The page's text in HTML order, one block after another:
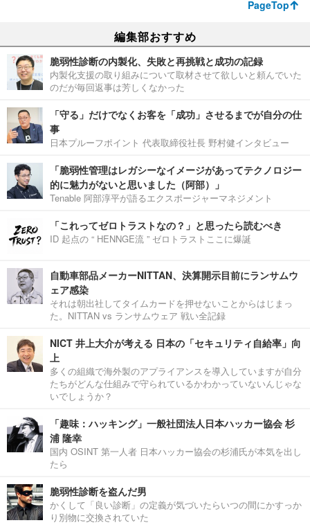
PageTop
編集部おすすめ
脆弱性診断の内製化、失敗と再挑戦と成功の記録
内製化支援の取り組みについて取材させて欲しいと頼んでいた
のだが毎回返事は芳しくなかった
「守る」だけでなくお客を「成功」させるまでが自分の仕
事
日本プルーフポイント 代表取締役社長 野村健インタビュー
「脆弱性管理はレガシーなイメージがあってテクノロジー
的に魅力がないと思いました（阿部）」
Tenable 阿部淳平が語るエクスポージャーマネジメント
「これってゼロトラストなの？」と思ったら読むべき
ID 起点の “ HENNGE流 ” ゼロトラストここに爆誕
自動車部品メーカーNITTAN、決算開示目前にランサムウ
ェア感染
それは朝出社してタイムカードを押せないことからはじまっ
た。NITTAN vs ランサムウェア 戦い全記録
NICT 井上大介が考える 日本の「セキュリティ自給率」向
上
多くの組織で海外製のアプライアンスを導入していますが自分
たちがどんな仕組みで守られているかわかっていないんじゃな
いでしょうか？
「趣味：ハッキング」一般社団法人日本ハッカー協会 杉
浦 隆幸
国内 OSINT 第一人者 日本ハッカー協会の杉浦氏が本気を出し
たら
脆弱性診断を盗んだ男
かくして「良い診断」の定義が気づいたらいつの間にかすっか
り別物に交換されていた